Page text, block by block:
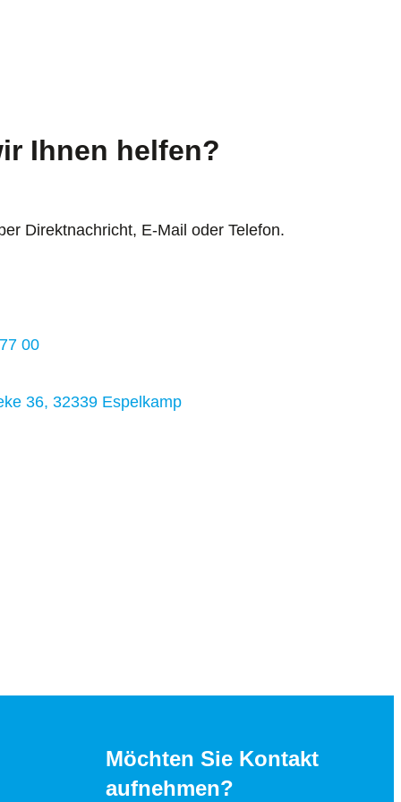
Ihnen helfen?
Direktnachricht, E-Mail oder Telefon.
00
36, 32339 Espelkamp
Möchten Sie Kontakt
aufnehmen?